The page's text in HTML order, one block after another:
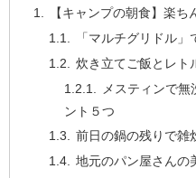
【キャンプの朝食】楽
「マルチグリドル
炊き立てご飯とレト
メスティンで
ント５つ
前日の鍋の残りで雑
地元のパン屋さんの